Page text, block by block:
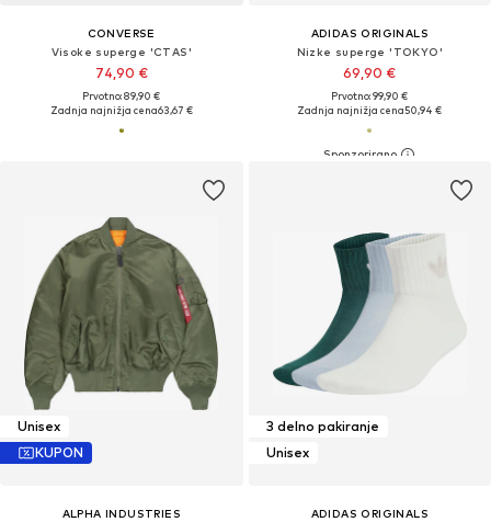
CONVERSE
Visoke superge 'CTAS'
74,90 €
Prvotno: 89,90 €
Zadnja najnižja cena63,67 €
ADIDAS ORIGINALS
Nizke superge 'TOKYO'
69,90 €
Prvotno: 99,90 €
Zadnja najnižja cena50,94 €
Unisex
KUPON
ALPHA INDUSTRIES
3 delno pakiranje
Unisex
ADIDAS ORIGINALS